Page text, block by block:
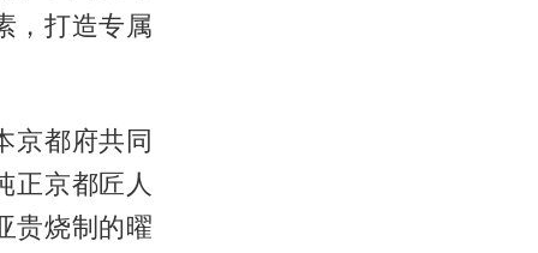
，打造专属
京都府共同
正京都匠人
贵烧制的曜